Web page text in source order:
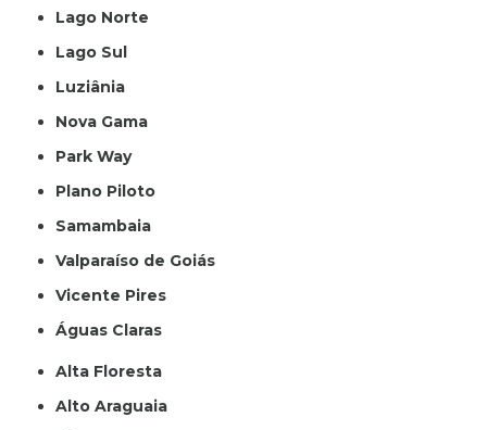
Lago Norte
Lago Sul
Luziânia
Nova Gama
Park Way
Plano Piloto
Samambaia
Valparaíso de Goiás
Vicente Pires
Águas Claras
Alta Floresta
Alto Araguaia